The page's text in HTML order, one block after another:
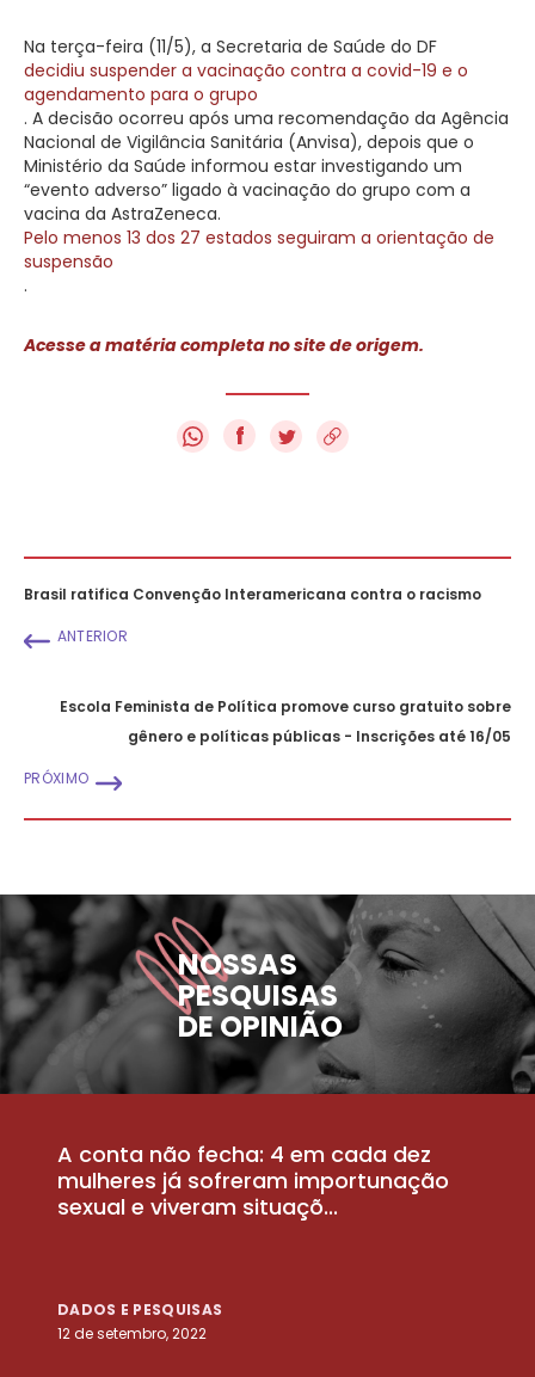
Na terça-feira (11/5), a Secretaria de Saúde do DF
decidiu suspender a vacinação contra a covid-19 e o
agendamento para o grupo
. A decisão ocorreu após uma recomendação da Agência
Nacional de Vigilância Sanitária (Anvisa), depois que o
Ministério da Saúde informou estar investigando um
“evento adverso” ligado à vacinação do grupo com a
vacina da AstraZeneca.
Pelo menos 13 dos 27 estados seguiram a orientação de
suspensão
.
Acesse a matéria completa no site de origem.
f
Brasil ratifica Convenção Interamericana contra o racismo
ANTERIOR
Escola Feminista de Política promove curso gratuito sobre
gênero e políticas públicas - Inscrições até 16/05
PRÓXIMO
NOSSAS
PESQUISAS
DE OPINIÃO
A conta não fecha: 4 em cada dez
mulheres já sofreram importunação
sexual e viveram situaçõ...
DADOS E PESQUISAS
12 de setembro, 2022